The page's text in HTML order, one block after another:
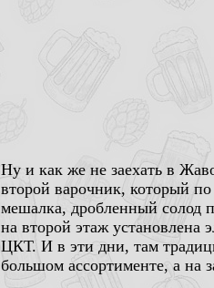
Ну и как же не заехать в
второй варочник, который по
мешалка, дробленный солод
на второй этаж установлена
ЦКТ. И в эти дни, там
большом ассортименте, а на